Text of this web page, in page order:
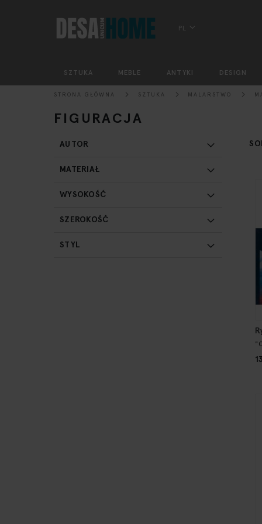
PL
SZTUKA MEBLE ANTYKI DESIGN
STRONA GŁÓWNA SZTUKA MALARSTWO
FIGURACJA
AUTOR
MATERIAŁ
WYSOKOŚĆ
SZEROKOŚĆ
STYL